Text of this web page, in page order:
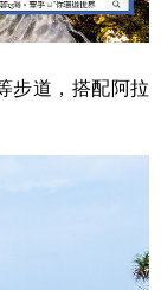
步道，搭配阿拉